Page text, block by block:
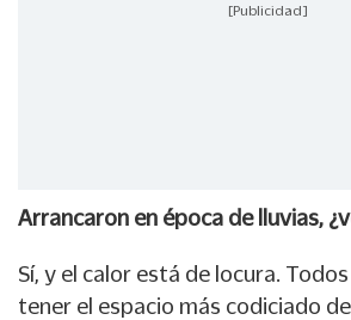
[Publicidad]
Arrancaron en época de lluvias,
Sí, y el calor está de locura.
tener el espacio más codiciado